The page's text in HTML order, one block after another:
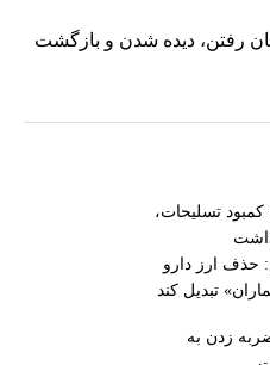
رفتن، دیده شدن و بازگشت
تسلیحات،
ارز دارو
زدن به